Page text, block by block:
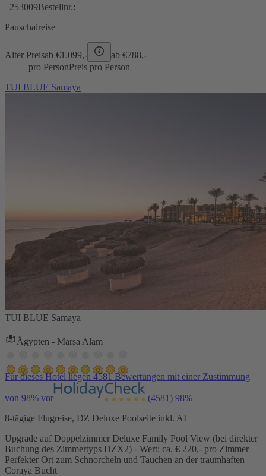
253009Bestellnr.:
Pauschalreise
Alter Preisab €1.099,- ab €788,-
pro PersonPreis pro Person
TUI BLUE Samaya
TUI BLUE Samaya
Ägypten - Marsa Alam
Für dieses Hotel liegen 4581 Bewertungen mit einer Zustimmung
von 98% vor (4581) 98%
8-tägige Flugreise, DZ Deluxe Poolseite inkl. AI
Upgrade auf Doppelzimmer Deluxe Family Pool View (bei direkter
Buchung des Zimmertyps DZX2) - Wert: ca. € 220,- pro Zimmer
Perfekter Ort zum Schnorcheln und Tauchen an der traumhaften
Coraya Bucht